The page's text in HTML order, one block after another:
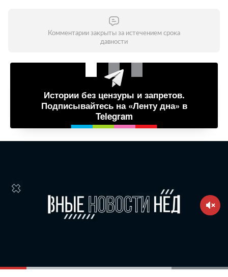
Комментарии закрыты за истечением срока
давности
Истории без цензуры и запретов.
Подписывайтесь на «Ленту дна» в
Telegram